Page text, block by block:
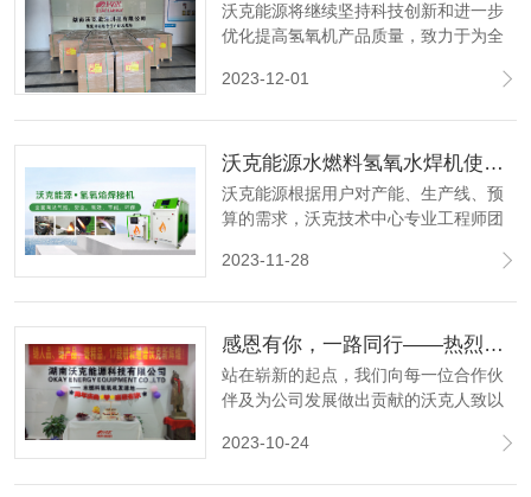
沃克能源将继续坚持科技创新和进一步
优化提高氢氧机产品质量，致力于为全
方案。
2023-12-01
沃克能源水燃料氢氧水焊机使用说明！
沃克能源根据用户对产能、生产线、预
算的需求，沃克技术中心专业工程师团
适合的、经济的一对一供气方案和集中
2023-11-28
感恩有你，一路同行——热烈庆祝沃克能源成立十七周年！
站在崭新的起点，我们向每一位合作伙
伴及为公司发展做出贡献的沃克人致以
蓝图正等待着我们继续描绘。
2023-10-24